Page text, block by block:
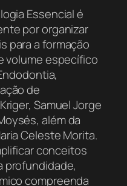
Essencial é
por organizar
para a formação
volume específico
de
Samuel Jorge
além da
Celeste Morita.
conceitos
profundidade,
compreenda